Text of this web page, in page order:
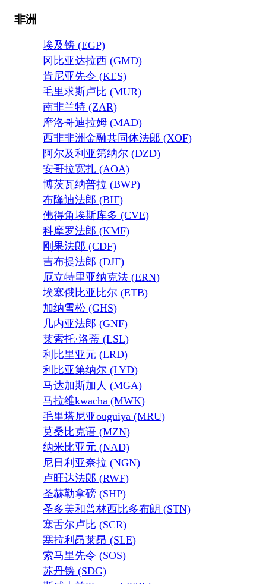
非洲
埃及镑 (EGP)
冈比亚达拉西 (GMD)
肯尼亚先令 (KES)
毛里求斯卢比 (MUR)
南非兰特 (ZAR)
摩洛哥迪拉姆 (MAD)
西非非洲金融共同体法郎 (XOF)
阿尔及利亚第纳尔 (DZD)
安哥拉宽扎 (AOA)
博茨瓦纳普拉 (BWP)
布隆迪法郎 (BIF)
佛得角埃斯库多 (CVE)
科摩罗法郎 (KMF)
刚果法郎 (CDF)
吉布提法郎 (DJF)
厄立特里亚纳克法 (ERN)
埃塞俄比亚比尔 (ETB)
加纳雪松 (GHS)
几内亚法郎 (GNF)
莱索托·洛蒂 (LSL)
利比里亚元 (LRD)
利比亚第纳尔 (LYD)
马达加斯加人 (MGA)
马拉维kwacha (MWK)
毛里塔尼亚ouguiya (MRU)
莫桑比克语 (MZN)
纳米比亚元 (NAD)
尼日利亚奈拉 (NGN)
卢旺达法郎 (RWF)
圣赫勒拿磅 (SHP)
圣多美和普林西比多布朗 (STN)
塞舌尔卢比 (SCR)
塞拉利昂莱昂 (SLE)
索马里先令 (SOS)
苏丹镑 (SDG)